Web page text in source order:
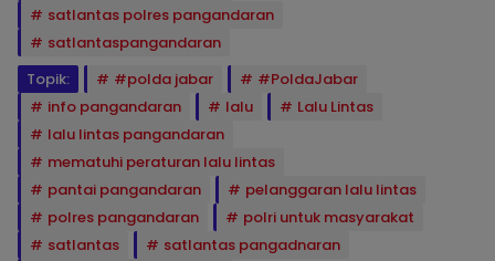
satlantas polres pangandaran
satlantaspangandaran
Topik:
#polda jabar
#PoldaJabar
info pangandaran
lalu
Lalu Lintas
lalu lintas pangandaran
mematuhi peraturan lalu lintas
pantai pangandaran
pelanggaran lalu lintas
polres pangandaran
polri untuk masyarakat
satlantas
satlantas pangadnaran